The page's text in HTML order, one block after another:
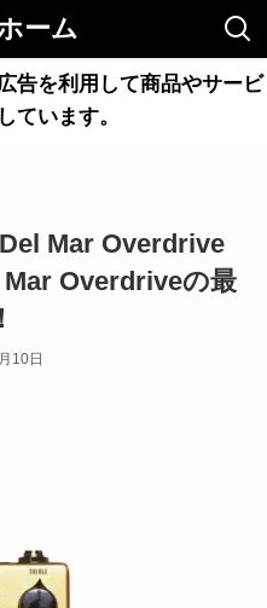
ーム
告を利用して商品やサービ
ています。
Mar Overdrive
Overdriveの最
10日